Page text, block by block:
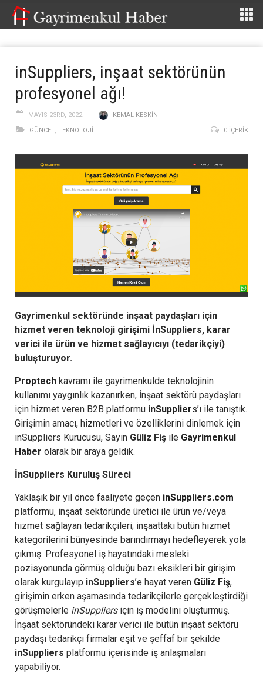
inSuppliers, inşaat sektörünün
profesyonel ağı!
MAYIS 23RD, 2022
KEMAL KESKIN
GÜNCEL, TEKNOLOJİ 0 İÇERIK
Gayrimenkul sektöründe inşaat paydaşları için
hizmet veren teknoloji girişimi İnSuppliers, karar
verici ile ürün ve hizmet sağlayıcıyı (tedarikçiyi)
buluşturuyor.
Proptech kavramı ile gayrimenkulde teknolojinin
kullanımı yaygınlık kazanırken, İnşaat sektörü paydaşları
için hizmet veren B2B platformu inSuppliers’ı ile tanıştık.
Girişimin amacı, hizmetleri ve özelliklerini dinlemek için
inSuppliers Kurucusu, Sayın Güliz Fiş ile Gayrimenkul
Haber olarak bir araya geldik.
İnSuppliers Kuruluş Süreci
Yaklaşık bir yıl önce faaliyete geçen inSuppliers.com
platformu, inşaat sektöründe üretici ile ürün ve/veya
hizmet sağlayan tedarikçileri; inşaattaki bütün hizmet
kategorilerini bünyesinde barındırmayı hedefleyerek yola
çıkmış. Profesyonel iş hayatındaki mesleki
pozisyonunda görmüş olduğu bazı eksikleri bir girişim
olarak kurgulayıp inSuppliers’e hayat veren Güliz Fiş,
girişimin erken aşamasında tedarikçilerle gerçekleştirdiği
görüşmelerle inSuppliersiçin iş modelini oluşturmuş.
İnşaat sektöründeki karar verici ile bütün inşaat sektörü
paydaşı tedarikçi firmalar eşit ve şeffaf bir şekilde
inSuppliers platformu içerisinde iş anlaşmaları
yapabiliyor.